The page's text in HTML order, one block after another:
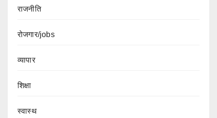
राजनीति
रोजगार/jobs
व्यापार
शिक्षा
स्वास्थ